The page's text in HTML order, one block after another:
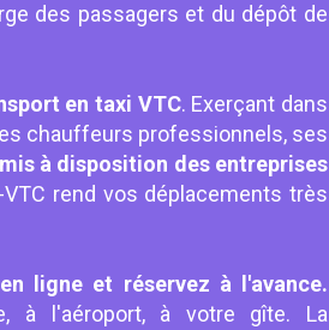
des passagers et du dépôt de
en taxi VTC. Exerçant dans
chauffeurs professionnels, ses
à disposition des entreprises
rend vos déplacements très
ligne et réservez à l'avance.
à l'aéroport, à votre gîte. La